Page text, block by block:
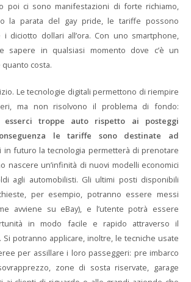
poi ci sono manifestazioni di forte richiamo,
la parata del gay pride, le tariffe possono
i diciotto dollari all’ora. Con uno smartphone,
sapere in qualsiasi momento dove c’è un
costa.
Le tecnologie digitali permettono di riempire
ma non risolvono il problema di fondo:
esserci troppe auto rispetto ai posteggi
le tariffe sono destinate ad
in futuro la tecnologia permetterà di prenotare
nascere un’infinità di nuovi modelli economici
agli automobilisti. Gli ultimi posti disponibili
per esempio, potranno essere messi
avviene su eBay), e l’utente potrà essere
in modo facile e rapido attraverso il
potranno applicare, inoltre, le tecniche usate
per assillare i loro passeggeri: pre imbarco
zone di sosta riservate, garage